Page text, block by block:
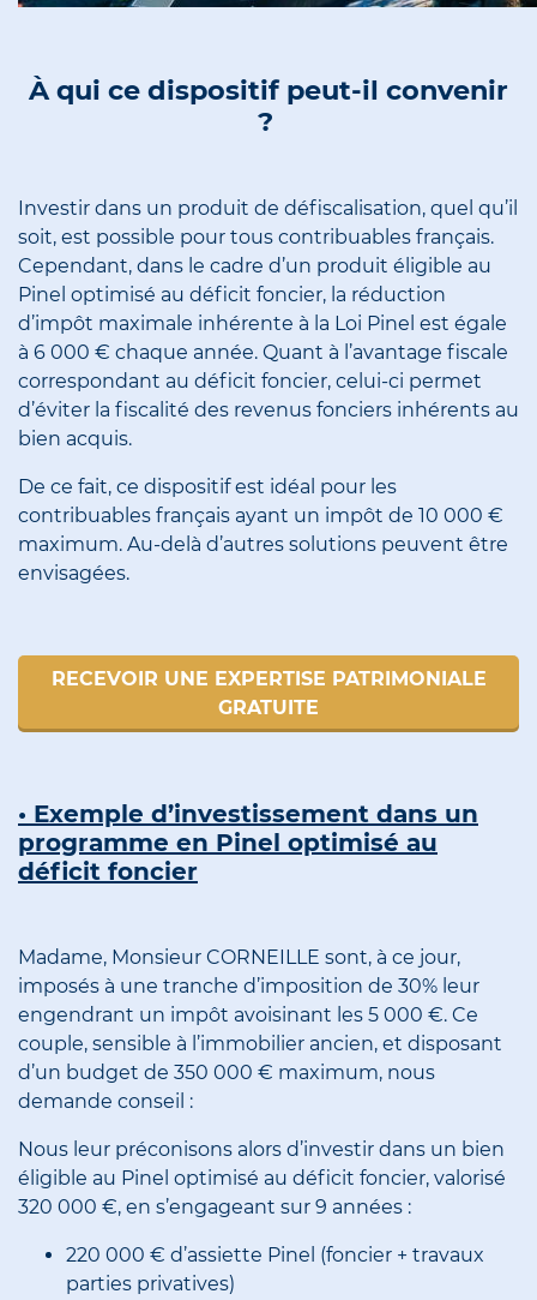
À qui ce dispositif peut-il convenir
?
Investir dans un produit de défiscalisation, quel qu’il
soit, est possible pour tous contribuables français.
Cependant, dans le cadre d’un produit éligible au
Pinel optimisé au déficit foncier, la réduction
d’impôt maximale inhérente à la Loi Pinel est égale
à 6 000 € chaque année. Quant à l’avantage fiscale
correspondant au déficit foncier, celui-ci permet
d’éviter la fiscalité des revenus fonciers inhérents au
bien acquis.
De ce fait, ce dispositif est idéal pour les
contribuables français ayant un impôt de 10 000 €
maximum. Au-delà d’autres solutions peuvent être
envisagées.
RECEVOIR UNE EXPERTISE PATRIMONIALE
GRATUITE
• Exemple d’investissement dans un
programme en Pinel optimisé au
déficit foncier
Madame, Monsieur CORNEILLE sont, à ce jour,
imposés à une tranche d’imposition de 30% leur
engendrant un impôt avoisinant les 5 000 €. Ce
couple, sensible à l’immobilier ancien, et disposant
d’un budget de 350 000 € maximum, nous
demande conseil :
Nous leur préconisons alors d’investir dans un bien
éligible au Pinel optimisé au déficit foncier, valorisé
320 000 €, en s’engageant sur 9 années :
220 000 € d’assiette Pinel (foncier + travaux
parties privatives)